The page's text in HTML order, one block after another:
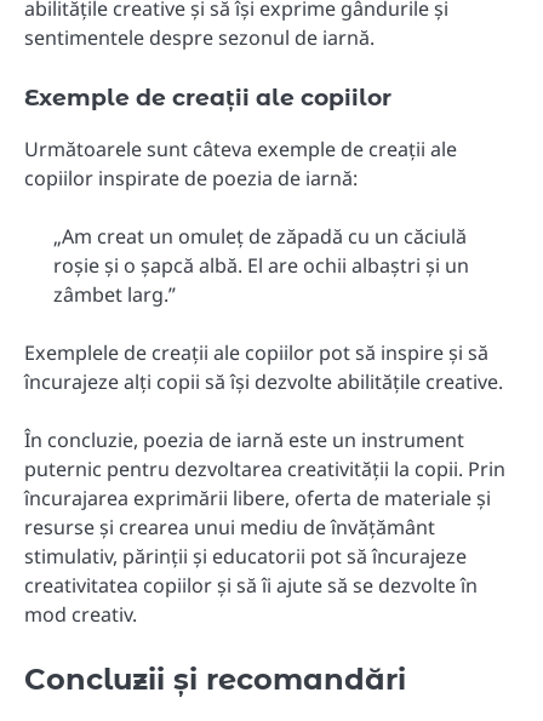
abilitățile creative și să își exprime gândurile și
sentimentele despre sezonul de iarnă.
Exemple de creații ale copiilor
Următoarele sunt câteva exemple de creații ale
copiilor inspirate de poezia de iarnă:
„Am creat un omuleț de zăpadă cu un căciulă
roșie și o șapcă albă. El are ochii albaștri și un
zâmbet larg.”
Exemplele de creații ale copiilor pot să inspire și să
încurajeze alți copii să își dezvolte abilitățile creative.
În concluzie, poezia de iarnă este un instrument
puternic pentru dezvoltarea creativității la copii. Prin
încurajarea exprimării libere, oferta de materiale și
resurse și crearea unui mediu de învățământ
stimulativ, părinții și educatorii pot să încurajeze
creativitatea copiilor și să îi ajute să se dezvolte în
mod creativ.
Concluzii și recomandări